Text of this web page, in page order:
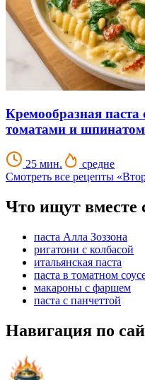
Кремообразная
томатами и шпинатом
25 мин.
средне
Смотреть все рецепты
Что ищут вместе
паста Алла Зоззона
ригатони с колбасой
итальянская паста
паста в томатном
макароны с фаршем
паста с панчеттой
Навигация по